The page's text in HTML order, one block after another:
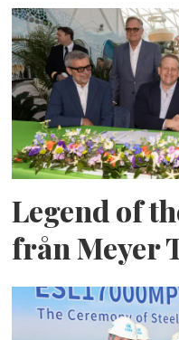
Legend of
från Meyer